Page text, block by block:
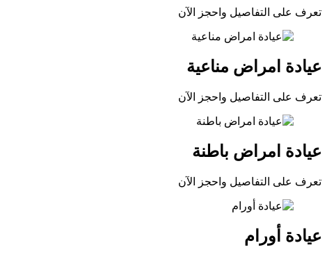
تعرف على التفاصيل واحجز الآن
عيادة امراض مناعية
تعرف على التفاصيل واحجز الآن
عيادة امراض باطنة
تعرف على التفاصيل واحجز الآن
عيادة أورام